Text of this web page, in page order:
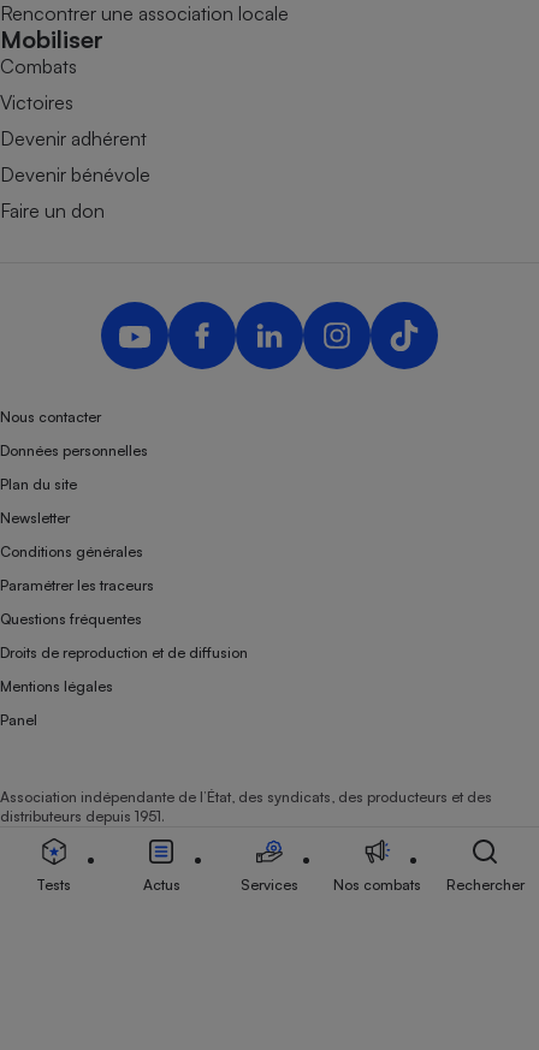
Rencontrer une association locale
Mobiliser
Combats
Victoires
Devenir adhérent
Devenir bénévole
Faire un don
Nous contacter
Données personnelles
Plan du site
Newsletter
Conditions générales
Paramétrer les traceurs
Questions fréquentes
Droits de reproduction et de diffusion
Mentions légales
Panel
Association indépendante de l’État, des syndicats, des producteurs et des
distributeurs depuis 1951.
Tests Actus Services Nos combats Rechercher